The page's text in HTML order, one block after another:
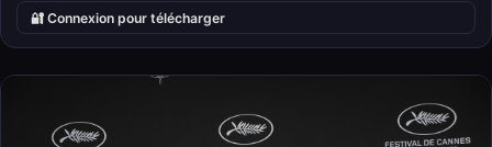
🔐 Connexion pour télécharger